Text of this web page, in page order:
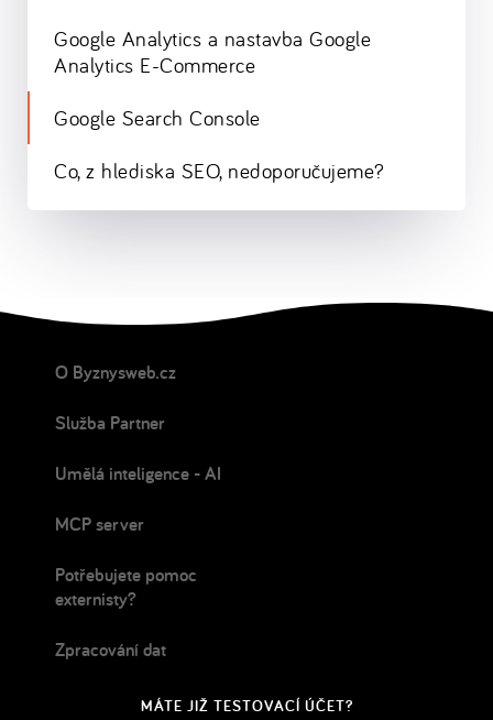
Google Analytics a nastavba Google
Analytics E-Commerce
Google Search Console
Co, z hlediska SEO, nedoporučujeme?
O Byznysweb.cz
Služba Partner
Umělá inteligence - AI
MCP server
Potřebujete pomoc
externisty?
Zpracování dat
MÁTE JIŽ TESTOVACÍ ÚČET?